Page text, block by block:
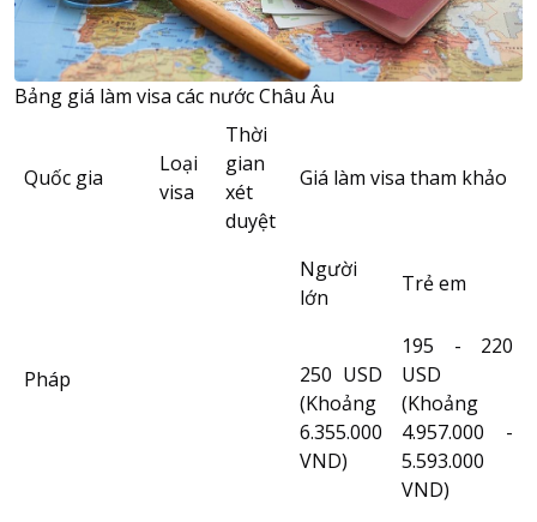
Bảng giá làm visa các nước Châu Âu
Quốc gia
Loại
visa
Thời
gian
xét
duyệt
Giá làm visa tham khảo
Pháp
Người
lớn
Trẻ em
250 USD
(Khoảng
6.355.000
VND)
195 - 220
USD
(Khoảng
4.957.000 -
5.593.000
VND)